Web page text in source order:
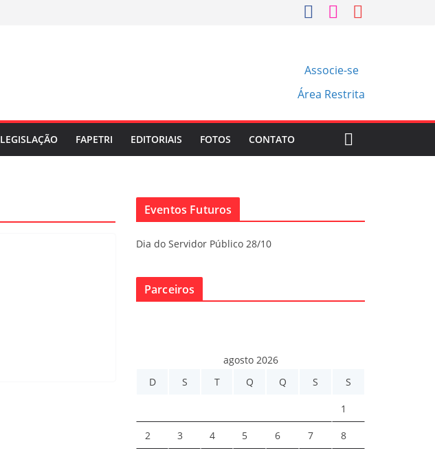
Associe-se
Área Restrita
LEGISLAÇÃO FAPETRI EDITORIAIS FOTOS CONTATO
Eventos Futuros
Dia do Servidor Público 28/10
Parceiros
agosto 2026
D
S T Q Q S S
1
2 3 4 5 6 7 8